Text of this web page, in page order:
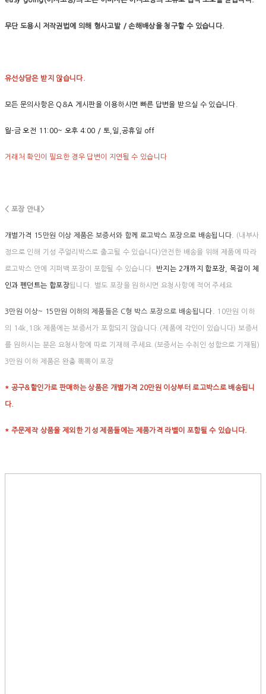
무단 도용시 저작권법에 의해 형사고발 / 손해배상을 청구할 수 있습니다.
유선상담은 받지 않습니다.
모든 문의사항은 Q&A 게시판을 이용하시면 빠른 답변을 받으실 수 있습니다.
월-금 오전 11:00~ 오후 4:00 / 토,일,공휴일 off
거래처 확인이 필요한 경우 답변이 지연될 수 있습니다
< 포장 안내>
개별가격 15만원 이상 제품은 보증서와 함께 로고박스 포장으로 배송됩니다. (내부사
정으로 인해 기성 주얼리박스로 출고될 수 있습니다)안전한 배송을 위해 제품에 따라
로고박스 안에 지퍼백 포장이 포함될 수 있습니다. 반지는 2개까지 합포장, 목걸이 체
인과 펜던트는 합포장됩니다. 별도 포장을 원하시면 요청사항에 적어 주세요
3만원 이상~ 15만원 이하의 제품들은 C형 박스 포장으로 배송됩니다. 10만원 이하
의 14k,18k 제품에는 보증서가 포함되지 않습니다.(제품에 각인이 있습니다) 보증서
를 원하시는 분은 요청사항에 따로 기재해 주세요.(보증서는 수취인 성함으로 기재됨)
3만원 이하 제품은 완충 뽁뽁이 포장
* 공구&할인가로 판매하는 상품은 개별가격 20만원 이상부터 로고박스로 배송됩니
다.
* 주문제작 상품을 제외한 기성 제품들에는 제품가격 라벨이 포함될 수 있습니다.